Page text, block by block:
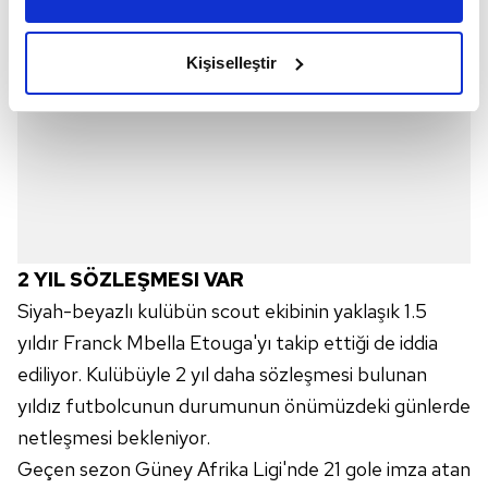
amacımızın size daha iyi bir reklam deneyimi sunmak
elimizden gelen çabayı gösterdiğimizi ve bu noktada,
Sizlere daha iyi bir hizmet sunabilmek için İnternet
Sitemizde kendimize ve üçüncü kişilere ait çerezler
kullanılmaktadır. Bu çerezler vasıtasıyla çeşitli kişisel
verileriniz işlenmekte olup gerekli olan çerezler bilgi
toplumu hizmetlerinin sunulması amacıyla
kullanılmaktadır. Diğer çerezler, sitemizin daha işlevsel
kılınması ve kişiselleştirilmesi ve sizlere yönelik
reklam/pazarlama faaliyetlerinin yapılması, amaçlarıyla
Kişiselleştir
2 YIL SÖZLEŞMESI VAR
Siyah-beyazlı kulübün scout ekibinin yaklaşık 1.5
yıldır Franck Mbella Etouga'yı takip ettiği de iddia
ediliyor. Kulübüyle 2 yıl daha sözleşmesi bulunan
yıldız futbolcunun durumunun önümüzdeki günlerde
netleşmesi bekleniyor.
Geçen sezon Güney Afrika Ligi'nde 21 gole imza atan